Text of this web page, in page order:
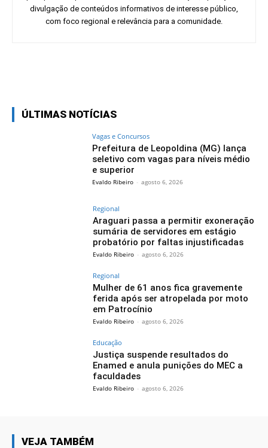
divulgação de conteúdos informativos de interesse público,
com foco regional e relevância para a comunidade.
ÚLTIMAS NOTÍCIAS
Vagas e Concursos
Prefeitura de Leopoldina (MG) lança
seletivo com vagas para níveis médio
e superior
Evaldo Ribeiro - agosto 6, 2026
Regional
Araguari passa a permitir exoneração
sumária de servidores em estágio
probatório por faltas injustificadas
Evaldo Ribeiro - agosto 6, 2026
Regional
Mulher de 61 anos fica gravemente
ferida após ser atropelada por moto
em Patrocínio
Evaldo Ribeiro - agosto 6, 2026
Educação
Justiça suspende resultados do
Enamed e anula punições do MEC a
faculdades
Evaldo Ribeiro - agosto 6, 2026
VEJA TAMBÉM